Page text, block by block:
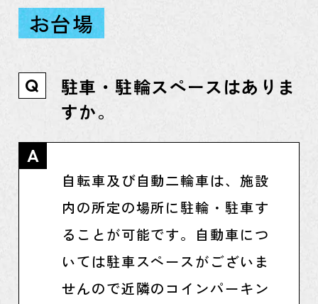
お台場
Q
駐車・駐輪スペースはありま
すか。
A
自転車及び自動二輪車は、施設
内の所定の場所に駐輪・駐車す
ることが可能です。自動車につ
いては駐車スペースがございま
せんので近隣のコインパーキン